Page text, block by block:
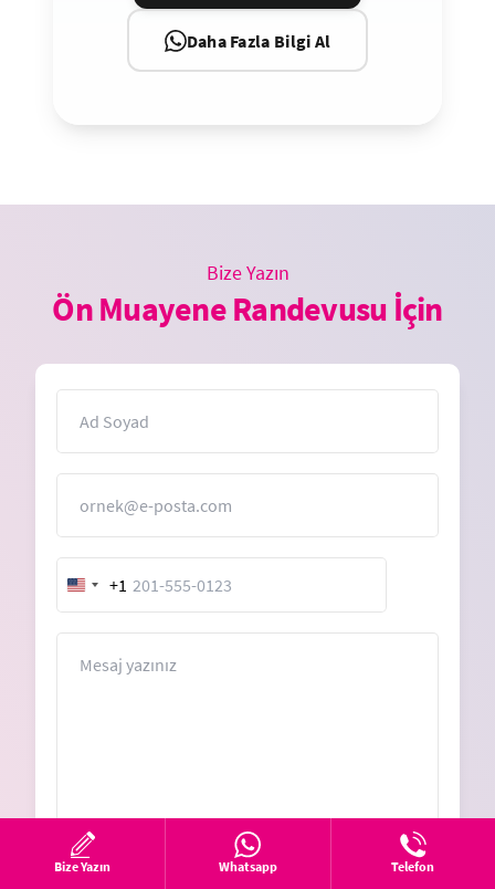
Daha Fazla Bilgi Al
Bize Yazın
Ön Muayene Randevusu İçin
United
States
+1
KVKK ve Gizlilik Politikasımetnini okudum,
Bize Yazın Whatsapp Telefon